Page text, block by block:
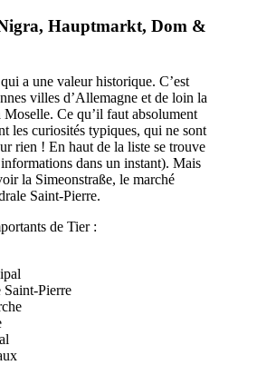
Hauptmarkt, Dom &
a une valeur historique. C’est
villes d’Allemagne et de loin la
Ce qu’il faut absolument
les curiosités typiques, qui ne sont
rien ! En haut de la liste se trouve
dans un instant). Mais
la Simeonstraße, le marché
Saint-Pierre.
de Tier :
Saint-Pierre